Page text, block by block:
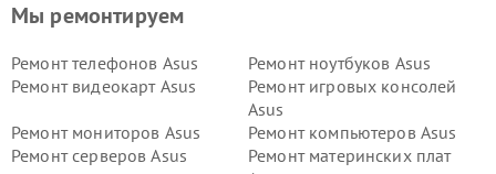
Мы ремонтируем
Ремонт телефонов Asus
Ремонт ноутбуков Asus
Ремонт видеокарт Asus
Ремонт игровых консолей
Asus
Ремонт мониторов Asus
Ремонт компьютеров Asus
Ремонт серверов Asus
Ремонт материнских плат